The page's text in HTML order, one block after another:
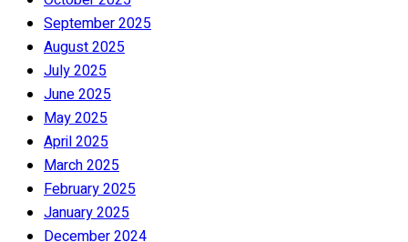
September 2025
August 2025
July 2025
June 2025
May 2025
April 2025
March 2025
February 2025
January 2025
December 2024